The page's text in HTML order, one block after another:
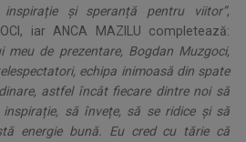
inspirație și speranță pentru viitor”,
iar ANCA MAZILU completează:
meu de prezentare, Bogdan Muzgoci,
echipa inimoasă din spate
astfel încât fiecare dintre noi să
să învețe, să se ridice și să
energie bună. Eu cred cu tărie că